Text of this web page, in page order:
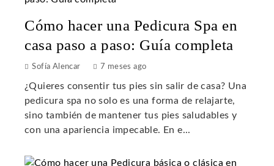
Cómo hacer una Pedicura Spa en
casa paso a paso: Guía completa
Sofía Alencar 7 meses ago
¿Quieres consentir tus pies sin salir de casa? Una
pedicura spa no solo es una forma de relajarte,
sino también de mantener tus pies saludables y
con una apariencia impecable. En e...